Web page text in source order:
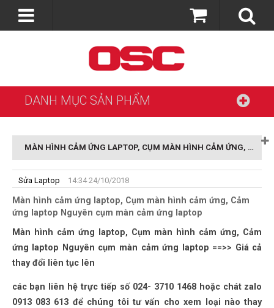
DANH MỤC SẢN PHẨM
MÀN HÌNH CẢM ỨNG LAPTOP, CỤM MÀN HÌNH CẢM ỨNG, CẢM ỨNG LAPTOP NGUYÊN CỤM MÀN CẢM ỨNG LAPTOP
Sửa Laptop 14:34 24/10/2018
Màn hình cảm ứng laptop, Cụm màn hình cảm ứng, Cảm
ứng laptop Nguyên cụm màn cảm ứng laptop
Màn hình cảm ứng laptop, Cụm màn hình cảm ứng, Cảm
ứng laptop Nguyên cụm màn cảm ứng laptop ==>> Giá cả
thay đổi liên tục lên
các bạn liên hệ trực tiếp số 024- 3710 1468 hoặc chát zalo
0913 083 613 để chúng tôi tư vấn cho xem loại nào thay